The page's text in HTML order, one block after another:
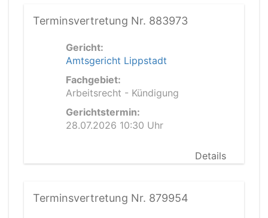
Terminsvertretung Nr. 883973
Gericht:
Amtsgericht Lippstadt
Fachgebiet:
Arbeitsrecht - Kündigung
Gerichtstermin:
28.07.2026 10:30 Uhr
Details
Terminsvertretung Nr. 879954